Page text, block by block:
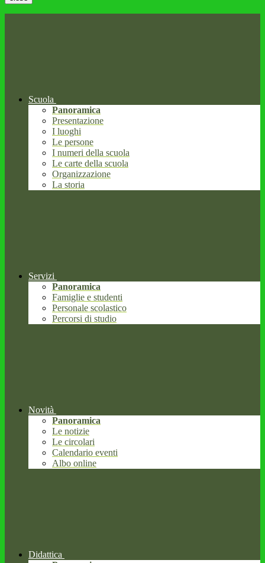
Scuola
Panoramica
Presentazione
I luoghi
Le persone
I numeri della scuola
Le carte della scuola
Organizzazione
La storia
Servizi
Panoramica
Famiglie e studenti
Personale scolastico
Percorsi di studio
Novità
Panoramica
Le notizie
Le circolari
Calendario eventi
Albo online
Didattica